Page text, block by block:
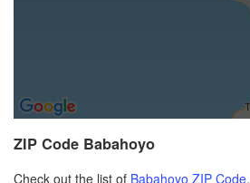
ZIP Code Babahoyo
Check out the list of Babahoyo ZIP Code.